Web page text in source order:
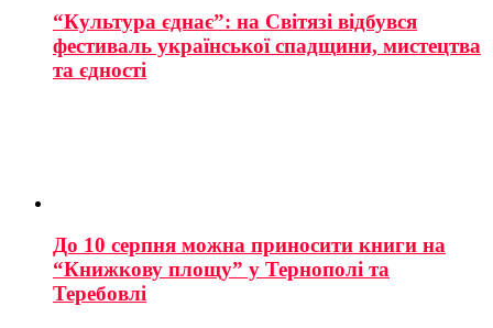
“Культура єднає”: на Світязі відбувся
фестиваль української спадщини, мистецтва
та єдності
До 10 серпня можна приносити книги на
“Книжкову площу” у Тернополі та
Теребовлі